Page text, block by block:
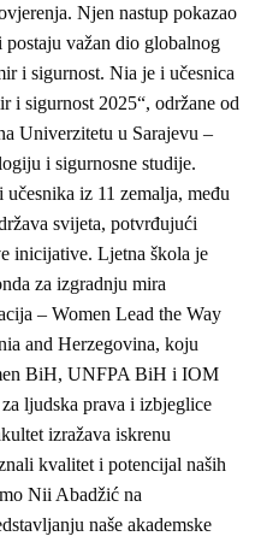
Njen nastup pokazao
važan dio globalnog
i sigurnost. Nia je i učesnica
i sigurnost 2025“, održane od
Univerzitetu u Sarajevu –
i sigurnosne studije.
iz 11 zemalja, među
svijeta, potvrđujući
inicijative. Ljetna škola je
za izgradnju mira
– Women Lead the Way
and Herzegovina, koju
BiH, UNFPA BiH i IOM
ljudska prava i izbjeglice
izražava iskrenu
kvalitet i potencijal naših
Nii Abadžić na
naše akademske